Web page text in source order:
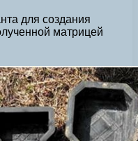
для создания
матрицей